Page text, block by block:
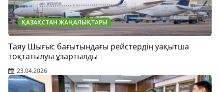
ҚАЗАҚСТАН ЖАҢАЛЫҚТАРЫ
Таяу Шығыс бағытындағы рейстердің уақытша
тоқтатылуы ұзартылды
23.04.2026